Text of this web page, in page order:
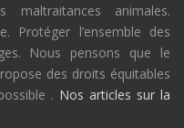
animales.
Protéger l’ensemble des
Nous pensons que le
des droits équitables
. Nos articles sur la